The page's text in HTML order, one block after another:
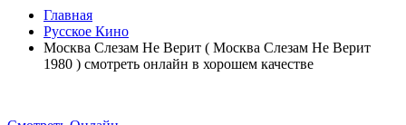
Главная
Русское Кино
Москва Слезам Не Верит ( Москва Слезам Не Верит
1980 ) смотреть онлайн в хорошем качестве